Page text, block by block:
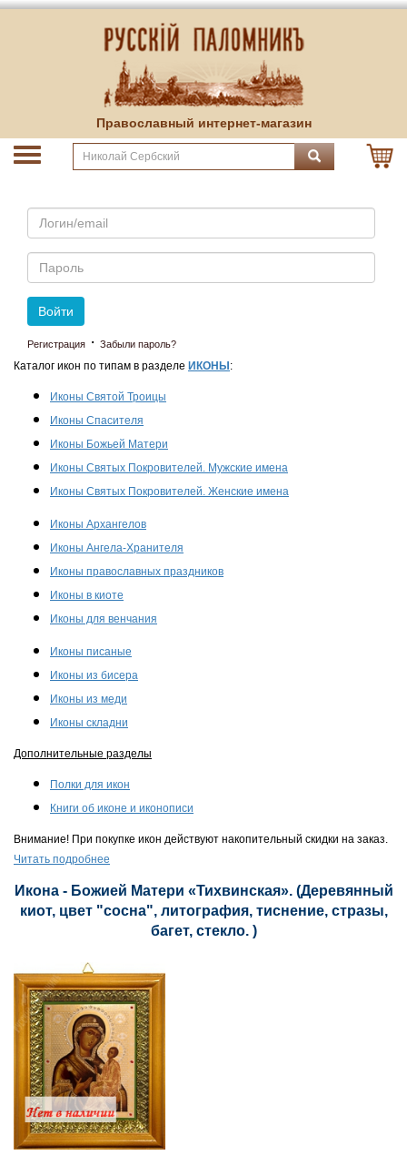
Православный интернет-магазин
Email
Пароль
Войти
Регистрация · Забыли пароль?
Каталог икон по типам в разделе ИКОНЫ :
Иконы Святой Троицы
Иконы Спасителя
Иконы Божьей Матери
Иконы Святых Покровителей. Мужские имена
Иконы Святых Покровителей. Женские имена
Иконы Архангелов
Иконы Ангела-Хранителя
Иконы православных праздников
Иконы в киоте
Иконы для венчания
Иконы писаные
Иконы из бисера
Иконы из меди
Иконы складни
Дополнительные разделы
Полки для икон
Книги об иконе и иконописи
Внимание! При покупке икон действуют накопительный скидки на заказ.
Читать подробнее
Икона - Божией Матери «Тихвинская». (Деревянный
киот, цвет "сосна", литография, тиснение, стразы,
багет, стекло. )